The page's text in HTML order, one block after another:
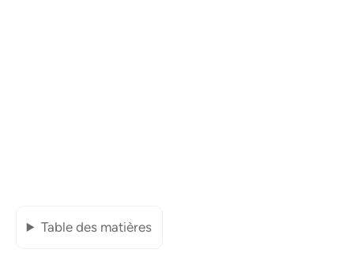
Table des matières